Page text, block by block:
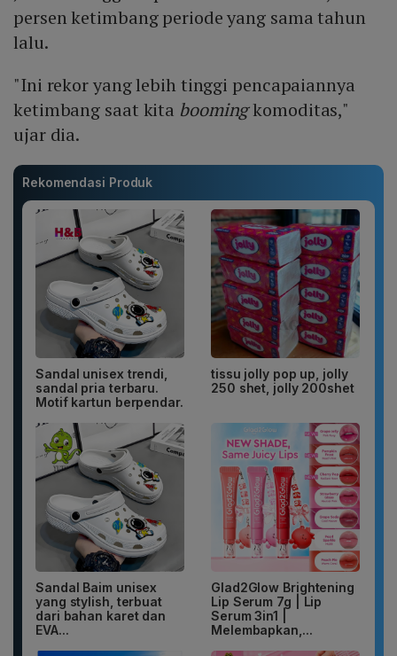
persen ketimbang periode yang sama tahun
lalu.
"Ini rekor yang lebih tinggi pencapaiannya
ketimbang saat kita boomingkomoditas,"
ujar dia.
Rekomendasi Produk
Sandal unisex trendi,
sandal pria terbaru.
Motif kartun berpendar.
tissu jolly pop up, jolly
250 shet, jolly 200shet
Sandal Baim unisex
yang stylish, terbuat
dari bahan karet dan
EVA...
Glad2Glow Brightening
Lip Serum 7g | Lip
Serum 3in1 |
Melembapkan,...